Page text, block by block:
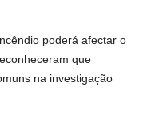
poderá afectar o
que
na investigação